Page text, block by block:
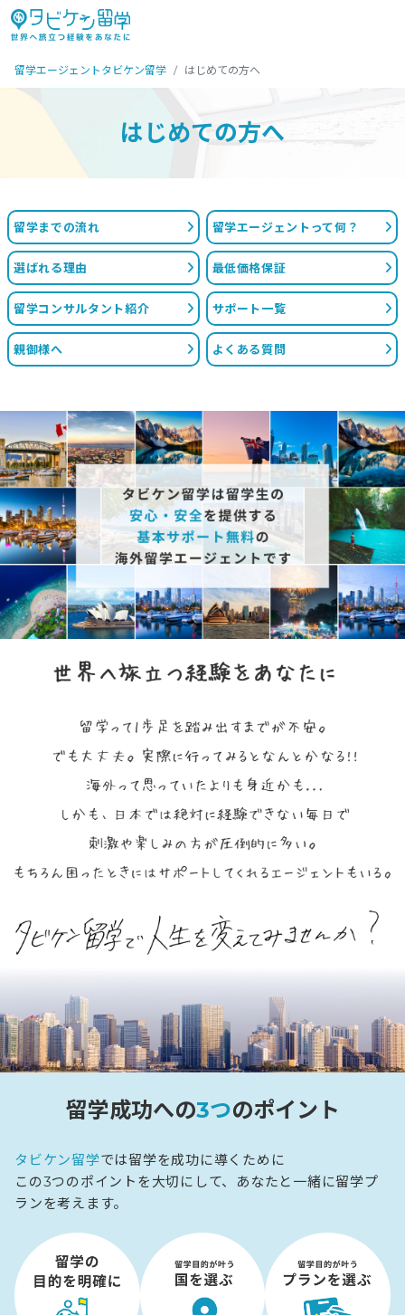
留学エージェントタビケン留学 はじめての方へ
はじめての方へ
留学までの流れ 留学エージェントって何？
選ばれる理由 最低価格保証
留学コンサルタント紹介 サポート一覧
親御様へ よくある質問
留学成功への3つのポイント
タビケン留学では留学を成功に導くために
この3つのポイントを大切にして、あなたと一緒に留学プ
ランを考えます。